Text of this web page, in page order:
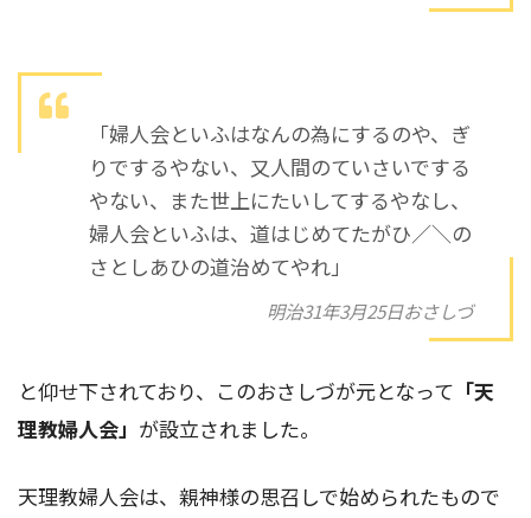
「婦人会といふはなんの為にするのや、ぎ
りでするやない、又人間のていさいでする
やない、また世上にたいしてするやなし、
婦人会といふは、道はじめてたがひ／＼の
さとしあひの道治めてやれ」
明治31年3月25日おさしづ
と仰せ下されており、このおさしづが元となって 「天
理教婦人会」 が設立されました。
天理教婦人会は、親神様の思召しで始められたもので